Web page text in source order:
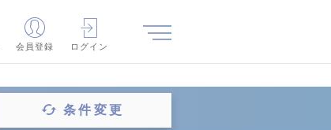
会員登録 ログイン
条件変更